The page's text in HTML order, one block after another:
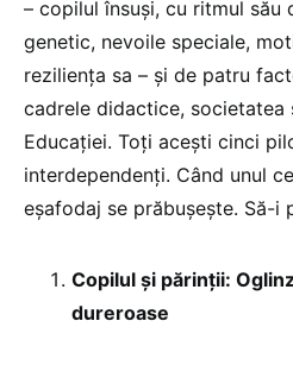
– copilul însuși, cu ritmul său
genetic, nevoile speciale,
reziliența sa – și de patru
cadrele didactice, societatea
Educației. Toți acești cinci
interdependenți. Când unul
eșafodaj se prăbușește. Să-i
Copilul și părinții:
dureroase